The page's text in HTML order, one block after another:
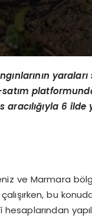
ım
6 ilde
ve Marmara
çalışırken, bu
hesaplarından